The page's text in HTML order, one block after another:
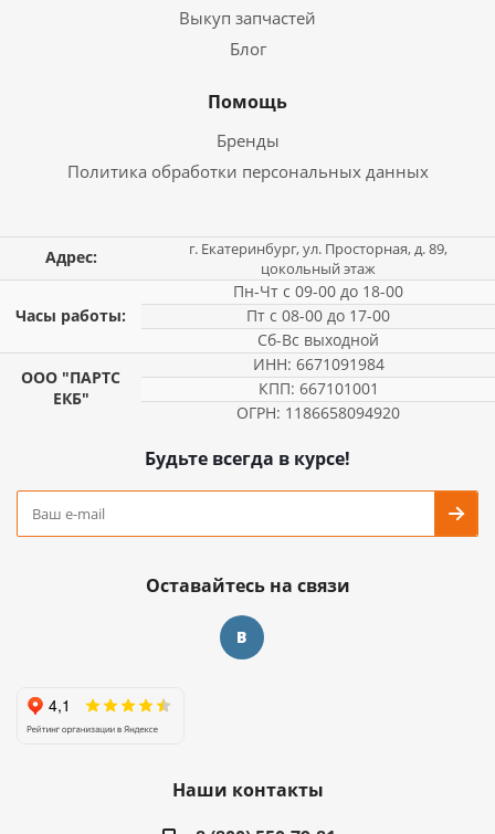
Выкуп запчастей
Блог
Помощь
Бренды
Политика обработки персональных данных
Адрес:
г. Екатеринбург, ул. Просторная, д. 89,
цокольный этаж
Часы работы:
Пн-Чт с 09-00 до 18-00
Пт с 08-00 до 17-00
Сб-Вс выходной
ООО "ПАРТС
ЕКБ"
ИНН: 6671091984
КПП: 667101001
ОГРН: 1186658094920
Будьте всегда в курсе!
Оставайтесь на связи
Наши контакты